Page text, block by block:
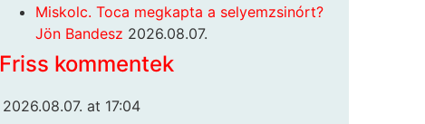
Miskolc. Toca megkapta a selyemzsinórt?
Jön Bandesz 2026.08.07.
Friss kommentek
2026.08.07. at 17:04